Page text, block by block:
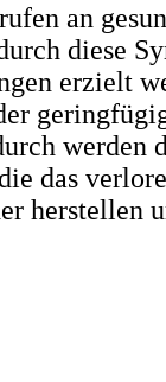
an
diese
erzielt
werden
das
herstellen